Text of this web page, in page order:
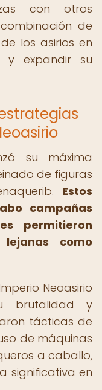
con otros
de
los asirios en
y expandir su
su máxima
de figuras
Estos
campañas
permitieron
como
Neoasirio
brutalidad y
tácticas de
de máquinas
a caballo,
significativa en